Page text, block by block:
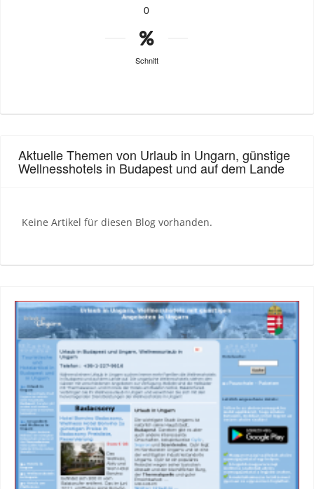
0
Schnitt
Aktuelle Themen von Urlaub in Ungarn, günstige
Wellnesshotels in Budapest und auf dem Lande
Keine Artikel für diesen Blog vorhanden.